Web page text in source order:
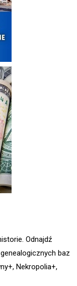
Odnajdź
baz
Nekropolia+,